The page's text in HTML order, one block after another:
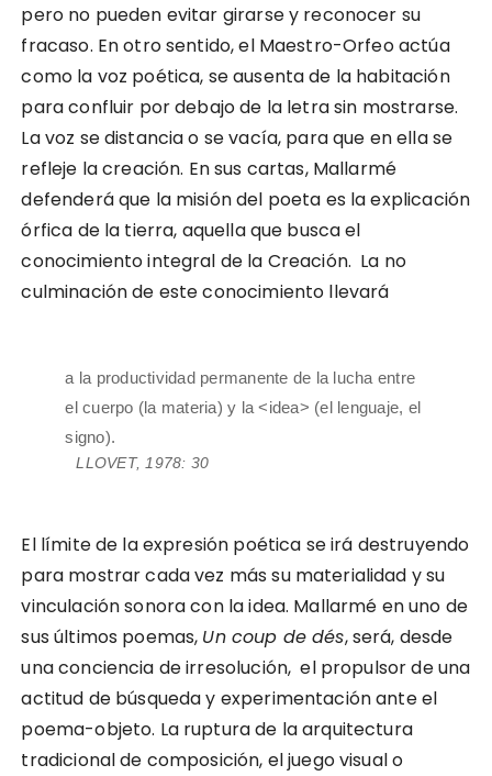
pero no pueden evitar girarse y reconocer su
fracaso. En otro sentido, el Maestro-Orfeo actúa
como la voz poética, se ausenta de la habitación
para confluir por debajo de la letra sin mostrarse.
La voz se distancia o se vacía, para que en ella se
refleje la creación. En sus cartas, Mallarmé
defenderá que la misión del poeta es la explicación
órfica de la tierra, aquella que busca el
conocimiento integral de la Creación. La no
culminación de este conocimiento llevará
a la productividad permanente de la lucha entre
el cuerpo (la materia) y la <idea> (el lenguaje, el
signo).
LLOVET, 1978: 30
El límite de la expresión poética se irá destruyendo
para mostrar cada vez más su materialidad y su
vinculación sonora con la idea. Mallarmé en uno de
sus últimos poemas, Un coup de dés, será, desde
una conciencia de irresolución, el propulsor de una
actitud de búsqueda y experimentación ante el
poema-objeto. La ruptura de la arquitectura
tradicional de composición, el juego visual o